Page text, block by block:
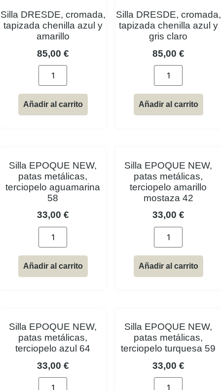
Silla DRESDE, cromada,
tapizada chenilla azul y
amarillo
85,00 €
Añadir al carrito
Silla DRESDE, cromada,
tapizada chenilla azul y
gris claro
85,00 €
Añadir al carrito
Silla EPOQUE NEW,
patas metálicas,
terciopelo aguamarina
58
33,00 €
Añadir al carrito
Silla EPOQUE NEW,
patas metálicas,
terciopelo amarillo
mostaza 42
33,00 €
Añadir al carrito
Silla EPOQUE NEW,
patas metálicas,
terciopelo azul 64
33,00 €
Silla EPOQUE NEW,
patas metálicas,
terciopelo turquesa 59
33,00 €